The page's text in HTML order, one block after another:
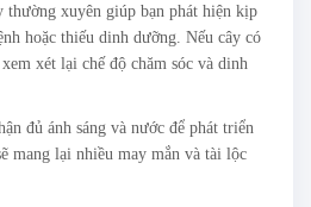
thường xuyên giúp bạn phát hiện kịp
hoặc thiếu dinh dưỡng. Nếu cây có
xét lại chế độ chăm sóc và dinh
đủ ánh sáng và nước để phát triển
mang lại nhiều may mắn và tài lộc